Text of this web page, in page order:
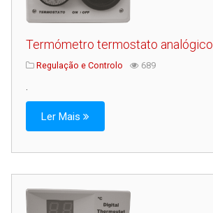
Termómetro termostato analógico
Regulação e Controlo 689
Ler Mais